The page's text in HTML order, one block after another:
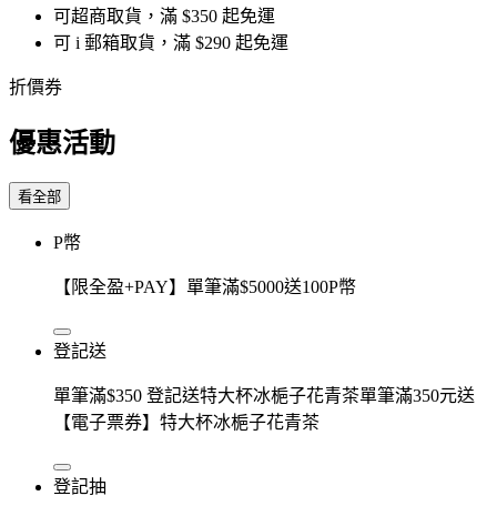
可超商取貨，滿 $350 起免運
可 i 郵箱取貨，滿 $290 起免運
折價券
優惠活動
看全部
P幣
【限全盈+PAY】單筆滿$5000送100P幣
登記送
單筆滿$350 登記送特大杯冰梔子花青茶單筆滿350元送
【電子票券】特大杯冰梔子花青茶
登記抽